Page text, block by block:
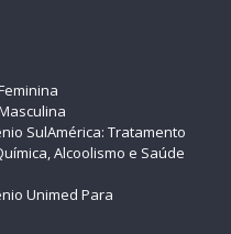
SulAmérica: Tratamento
Alcoolismo e Saúde
Unimed Para